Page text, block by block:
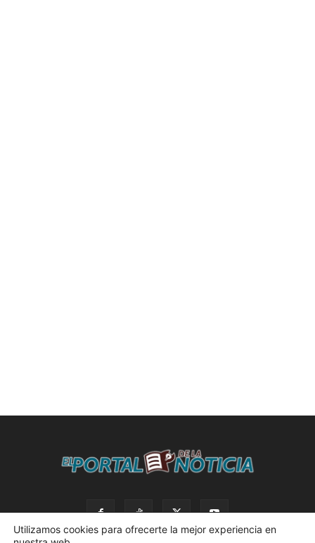
Utilizamos cookies para ofrecerte la mejor experiencia en